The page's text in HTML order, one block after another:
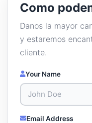
Como
Danos la mayor
y estaremos
cliente.
Your Name
Email Address